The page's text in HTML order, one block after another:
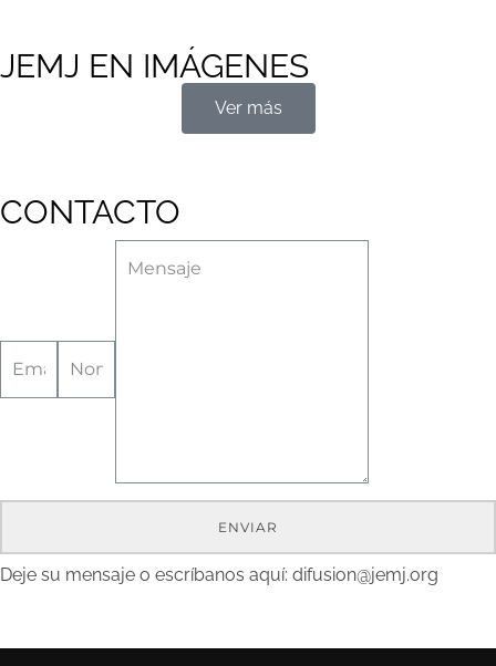
JEMJ EN IMÁGENES
Ver más
CONTACTO
ENVIAR
Deje su mensaje o escríbanos aquí: difusion@jemj.org